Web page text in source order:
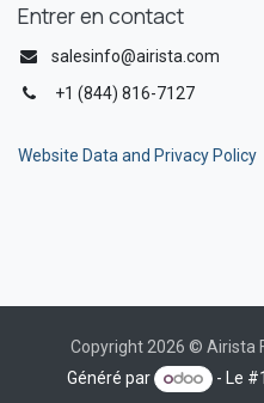
Entrer en contact
salesinfo@airista.com
+1 (844) 816-7127
Website Data and Privacy Policy
Copyright 2026 © Airista
Généré par - Le #1